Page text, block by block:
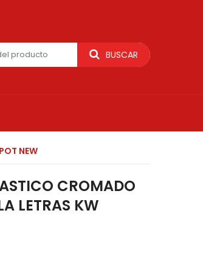
BUSCAR
NEW
CROMADO
LETRAS KW